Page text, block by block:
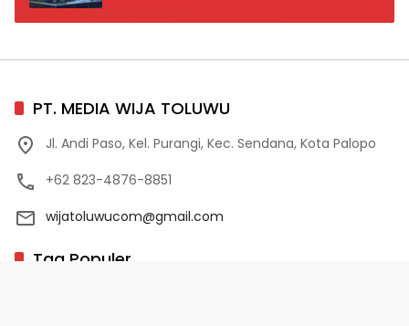
PT. MEDIA WIJA TOLUWU
Jl. Andi Paso, Kel. Purangi, Kec. Sendana, Kota Palopo
+62 823-4876-8851
wijatoluwucom@gmail.com
Tag Populer